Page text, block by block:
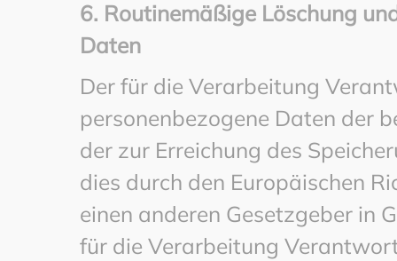
6. Routinemäßige Löschung
Daten
Der für die Verarbeitung
personenbezogene Daten der
der zur Erreichung des
dies durch den Europäischen
einen anderen Gesetzgeber in
für die Verarbeitung